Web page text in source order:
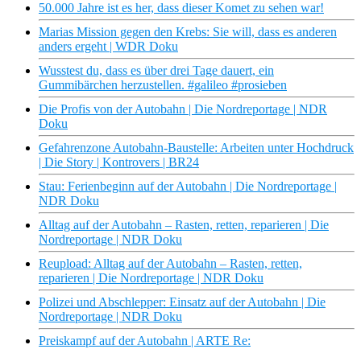
50.000 Jahre ist es her, dass dieser Komet zu sehen war!
Marias Mission gegen den Krebs: Sie will, dass es anderen
anders ergeht | WDR Doku
Wusstest du, dass es über drei Tage dauert, ein
Gummibärchen herzustellen. #galileo #prosieben
Die Profis von der Autobahn | Die Nordreportage | NDR
Doku
Gefahrenzone Autobahn-Baustelle: Arbeiten unter Hochdruck
| Die Story | Kontrovers | BR24
Stau: Ferienbeginn auf der Autobahn | Die Nordreportage |
NDR Doku
Alltag auf der Autobahn – Rasten, retten, reparieren | Die
Nordreportage | NDR Doku
Reupload: Alltag auf der Autobahn – Rasten, retten,
reparieren | Die Nordreportage | NDR Doku
Polizei und Abschlepper: Einsatz auf der Autobahn | Die
Nordreportage | NDR Doku
Preiskampf auf der Autobahn | ARTE Re: